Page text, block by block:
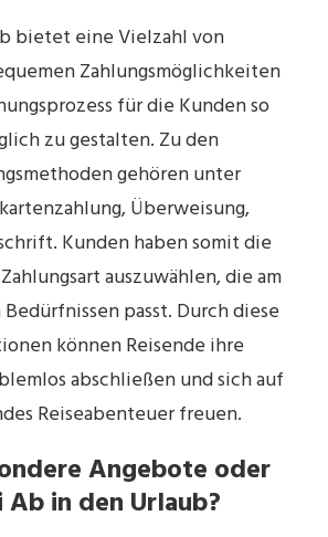
bietet eine Vielzahl von
Zahlungsmöglichkeiten
für die Kunden so
zu gestalten. Zu den
gehören unter
Überweisung,
Kunden haben somit die
auszuwählen, die am
passt. Durch diese
können Reisende ihre
abschließen und sich auf
Reiseabenteuer freuen.
Angebote oder
in den Urlaub?